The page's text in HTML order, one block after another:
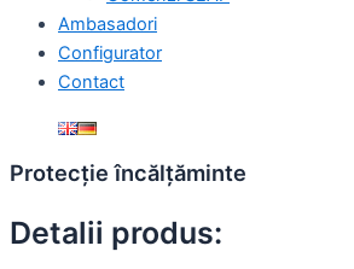
Ambasadori
Configurator
Contact
Protecție încălțăminte
Detalii produs: